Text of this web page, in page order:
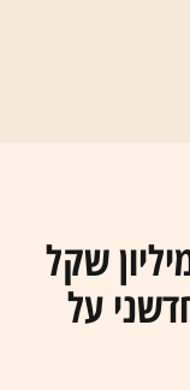
יוצאת לגייס 100 מיליון שקל
על